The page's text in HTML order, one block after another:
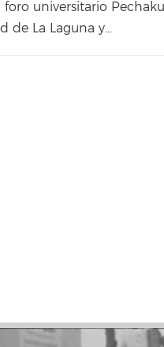
universitario
de La Laguna y...